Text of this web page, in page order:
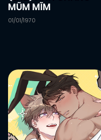
Chapter 13(VIP)
Chapter 12(VIP) 24/01/2026
24/01/2026
MŨM MĨM
01/01/1970